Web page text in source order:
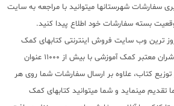
سفارشات شهرستانها میتوانید با مراجعه به سایت
بسته سفارشات خود اطلاع پیدا کنید.
ترین وب سایت فروش اینترنتی کتابهای کمک
آموزشی و نماینده مستقیم ناشران معتبر کمک آموزشی با بیش از 11000 عنوان
ساله در امر توزیع کتاب، علاوه بر ارسال سفارشات شما روی هر
مینماید و شما میتوانید کتابهای کمک